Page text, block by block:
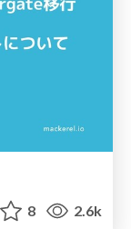
8 2.6k